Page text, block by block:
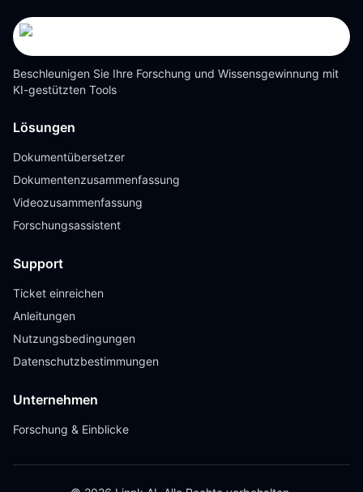
Beschleunigen Sie Ihre Forschung und Wissensgewinnung mit
KI-gestützten Tools
Lösungen
Dokumentübersetzer
Dokumentenzusammenfassung
Videozusammenfassung
Forschungsassistent
Support
Ticket einreichen
Anleitungen
Nutzungsbedingungen
Datenschutzbestimmungen
Unternehmen
Forschung & Einblicke